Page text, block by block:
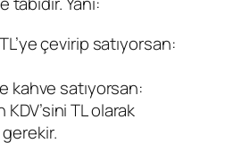
çevirip satıyorsan:
kahve satıyorsan:
KDV’sini TL olarak